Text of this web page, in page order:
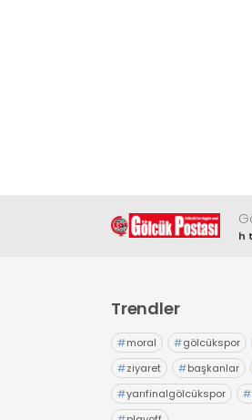
Trendler
#moral #gölcükspor
#ziyaret #başkanlar
#yarıfinalgölcükspor #